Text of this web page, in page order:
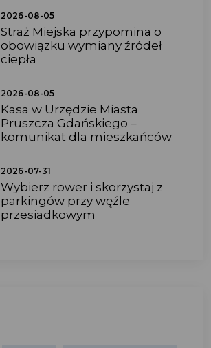
2026-08-05
Straż Miejska przypomina o
obowiązku wymiany źródeł
ciepła
2026-08-05
Kasa w Urzędzie Miasta
Pruszcza Gdańskiego –
komunikat dla mieszkańców
2026-07-31
Wybierz rower i skorzystaj z
parkingów przy węźle
przesiadkowym